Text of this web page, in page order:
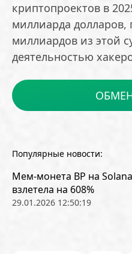
криптопроектов в
миллиарда долларов,
миллиардов из этой
деятельностью
Популярные новости:
Мем-монета BP на Solana
взлетела на 608%
29.01.2026 12:50:19